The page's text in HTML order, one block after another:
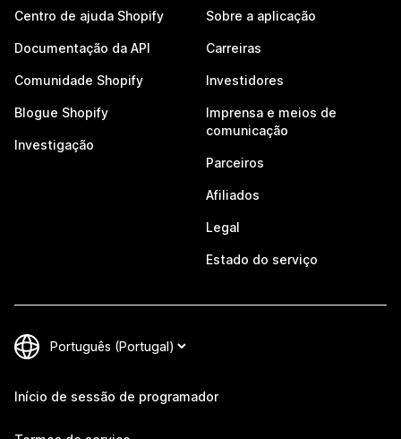
Centro de ajuda Shopify
Documentação da API
Comunidade Shopify
Blogue Shopify
Investigação
Sobre a aplicação
Carreiras
Investidores
Imprensa e meios de
comunicação
Parceiros
Afiliados
Legal
Estado do serviço
Início de sessão de programador